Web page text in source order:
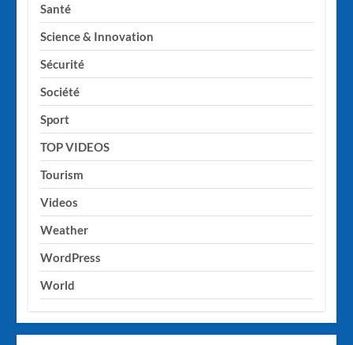
Santé
Science & Innovation
Sécurité
Société
Sport
TOP VIDEOS
Tourism
Videos
Weather
WordPress
World